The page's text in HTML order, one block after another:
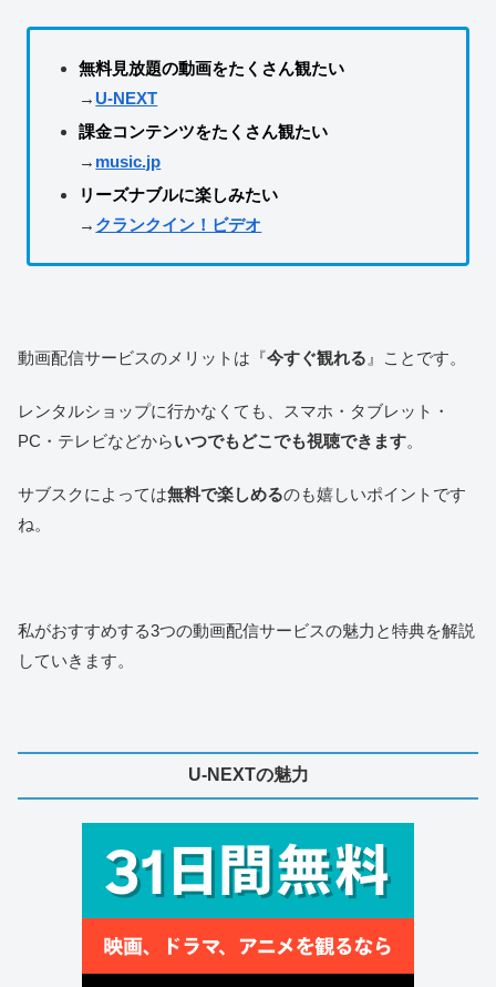
無料見放題の動画をたくさん観たい
→ U-NEXT
課金コンテンツをたくさん観たい
→ music.jp
リーズナブルに楽しみたい
→ クランクイン！ビデオ
動画配信サービスのメリットは『今すぐ観れる 』ことです。
レンタルショップに行かなくても、スマホ・タブレット・
PC・テレビなどからいつでもどこでも視聴できます。
サブスクによっては無料で楽しめるのも嬉しいポイントです
ね。
私がおすすめする3つの動画配信サービスの魅力と特典を解説
していきます。
U-NEXTの魅力